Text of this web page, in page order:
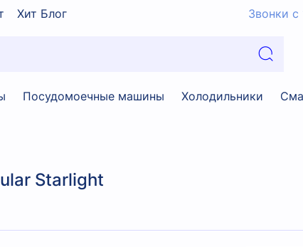
Хит Блог Звонки с
Посудомоечные машины Холодильники
Starlight